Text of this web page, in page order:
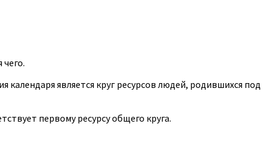
является круг ресурсов людей, родившихся под
первому ресурсу общего круга.